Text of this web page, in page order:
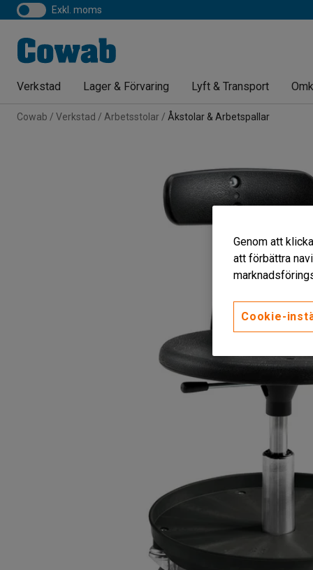
exkl. moms
Verkstad Lager & Förvaring Lyft & Transport
Cowab Verkstad Arbetsstolar Åkstolar & Arbetspallar
Genom att
att förbättra
Cookie-